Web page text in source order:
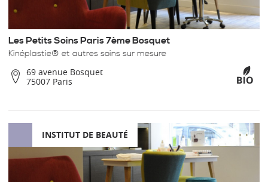
Les Petits Soins Paris 7ème Bosquet
Kinéplastie® et autres soins sur mesure
69 avenue Bosquet
75007 Paris
INSTITUT DE BEAUTÉ